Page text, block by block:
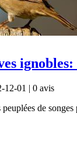
12-01 | 0 avis
de